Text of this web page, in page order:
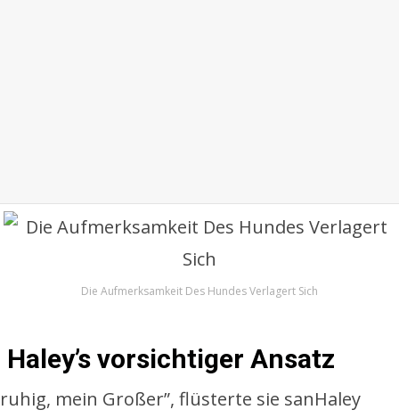
Die Aufmerksamkeit Des Hundes Verlagert Sich
Haley’s vorsichtiger Ansatz
ruhig, mein Großer”, flüsterte sie sanHaley